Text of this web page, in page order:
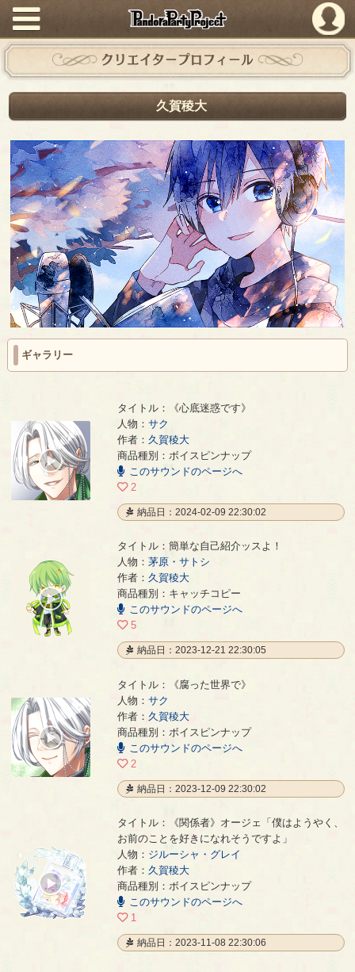
PandoraPartyProject
クリエイタープロフィール
久賀稜大
ギャラリー
《心底迷惑です》 - 久賀稜大
タイトル：《心底迷惑です》
人物： サク
作者： 久賀稜大
商品種別：ボイスピンナップ
このサウンドのページへ
2
納品日：2024-02-09 22:30:02
簡単な自己紹介ッスよ！ - 久賀稜大
タイトル：簡単な自己紹介ッスよ！
人物： 茅原・サトシ
作者： 久賀稜大
商品種別：キャッチコピー
このサウンドのページへ
5
納品日：2023-12-21 22:30:05
《腐った世界で》 - 久賀稜大
タイトル：《腐った世界で》
人物： サク
作者： 久賀稜大
商品種別：ボイスピンナップ
このサウンドのページへ
2
納品日：2023-12-09 22:30:02
《関係者》オージェ「僕はようやく、お前のことを好きになれそうですよ」
00:00
00:16
タイトル：《関係者》オージェ「僕はようやく、
お前のことを好きになれそうですよ」
人物： ジルーシャ・グレイ
作者： 久賀稜大
商品種別：ボイスピンナップ
このサウンドのページへ
1
納品日：2023-11-08 22:30:06